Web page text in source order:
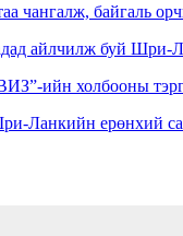
чангалж, байгаль
айлчилж буй Шри-
ийн холбооны
Ланкийн ерөнхий